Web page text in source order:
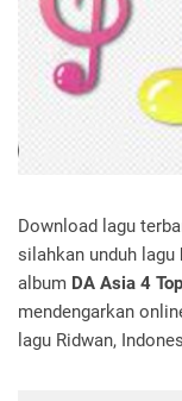
Download lagu
silahkan unduh lagu
album DA Asia 4
mendengarkan
lagu Ridwan,